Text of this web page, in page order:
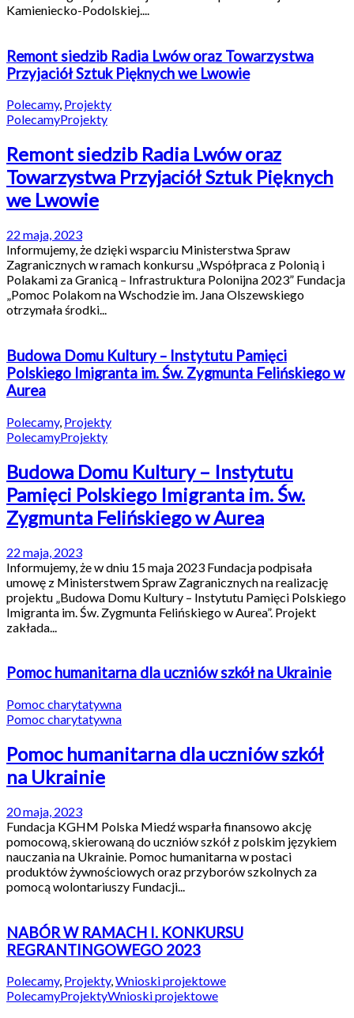
Kamieniecko-Podolskiej....
Remont siedzib Radia Lwów oraz Towarzystwa
Przyjaciół Sztuk Pięknych we Lwowie
Polecamy, Projekty
PolecamyProjekty
Remont siedzib Radia Lwów oraz
Towarzystwa Przyjaciół Sztuk Pięknych
we Lwowie
22 maja, 2023
Informujemy, że dzięki wsparciu Ministerstwa Spraw
Zagranicznych w ramach konkursu „Współpraca z Polonią i
Polakami za Granicą – Infrastruktura Polonijna 2023” Fundacja
„Pomoc Polakom na Wschodzie im. Jana Olszewskiego
otrzymała środki...
Budowa Domu Kultury – Instytutu Pamięci
Polskiego Imigranta im. Św. Zygmunta Felińskiego w
Aurea
Polecamy, Projekty
PolecamyProjekty
Budowa Domu Kultury – Instytutu
Pamięci Polskiego Imigranta im. Św.
Zygmunta Felińskiego w Aurea
22 maja, 2023
Informujemy, że w dniu 15 maja 2023 Fundacja podpisała
umowę z Ministerstwem Spraw Zagranicznych na realizację
projektu „Budowa Domu Kultury – Instytutu Pamięci Polskiego
Imigranta im. Św. Zygmunta Felińskiego w Aurea”. Projekt
zakłada...
Pomoc humanitarna dla uczniów szkół na Ukrainie
Pomoc charytatywna
Pomoc charytatywna
Pomoc humanitarna dla uczniów szkół
na Ukrainie
20 maja, 2023
Fundacja KGHM Polska Miedź wsparła finansowo akcję
pomocową, skierowaną do uczniów szkół z polskim językiem
nauczania na Ukrainie. Pomoc humanitarna w postaci
produktów żywnościowych oraz przyborów szkolnych za
pomocą wolontariuszy Fundacji...
NABÓR W RAMACH I. KONKURSU
REGRANTINGOWEGO 2023
Polecamy, Projekty,Wnioski projektowe
PolecamyProjektyWnioski projektowe